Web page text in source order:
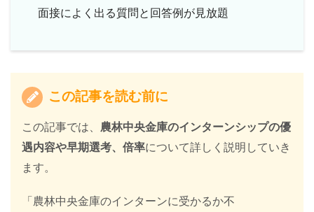
面接によく出る質問と回答例が見放題
この記事を読む前に
この記事では、 農林中央金庫のインターンシップの優
遇内容や早期選考、倍率について詳しく説明していき
ます。
「農林中央金庫のインターンに受かるか不